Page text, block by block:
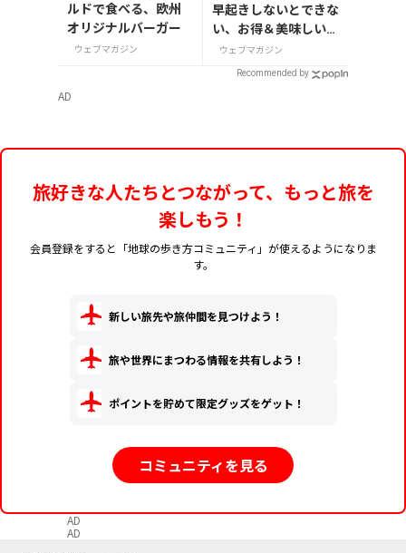
ルドで食べる、欧州
オリジナルバーガー
ウェブマガジン
早起きしないとできな
い、お得＆美味しいが
たくさんの体験をしよ
ウェブマガジン
Recommended by
AD
旅好きな人たちとつながって、もっと旅を
楽しもう！
会員登録をすると「地球の歩き方コミュニティ」が使えるようになりま
す。
新しい旅先や旅仲間を見つけよう！
旅や世界にまつわる情報を共有しよう！
ポイントを貯めて限定グッズをゲット！
コミュニティを見る
AD
AD